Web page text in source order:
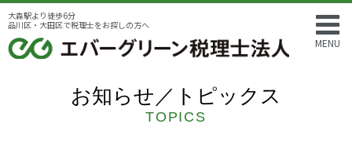
MENU
大森駅より徒歩6分
品川区・大田区で税理士をお探しの方へ
お知らせ／トピックス
TOPICS